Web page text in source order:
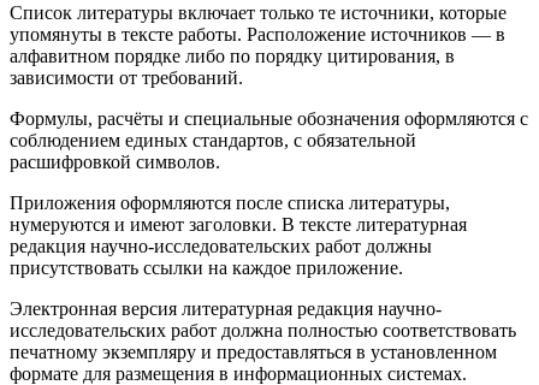
Список литературы включает только те источники, которые
упомянуты в тексте работы. Расположение источников — в
алфавитном порядке либо по порядку цитирования, в
зависимости от требований.
Формулы, расчёты и специальные обозначения оформляются с
соблюдением единых стандартов, с обязательной
расшифровкой символов.
Приложения оформляются после списка литературы,
нумеруются и имеют заголовки. В тексте литературная
редакция научно-исследовательских работ должны
присутствовать ссылки на каждое приложение.
Электронная версия литературная редакция научно-
исследовательских работ должна полностью соответствовать
печатному экземпляру и предоставляться в установленном
формате для размещения в информационных системах.